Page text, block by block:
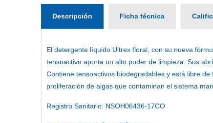
Descripción Ficha técnica
El detergente líquido Ultrex floral, con su nueva
tensoactivo aporta un alto poder de limpieza. Sus
Contiene tensoactivos biodegradables y está libre
proliferación de algas que contaminan el sistema
Registro Sanitario: NSOH06436-17CO